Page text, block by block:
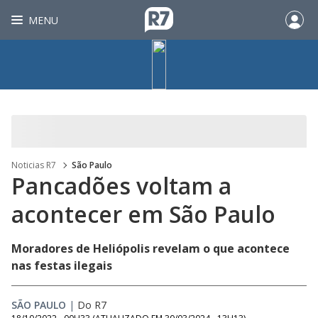
MENU
Noticias R7 São Paulo
Pancadões voltam a
acontecer em São Paulo
Moradores de Heliópolis revelam o que acontece
nas festas ilegais
SÃO PAULO | Do R7